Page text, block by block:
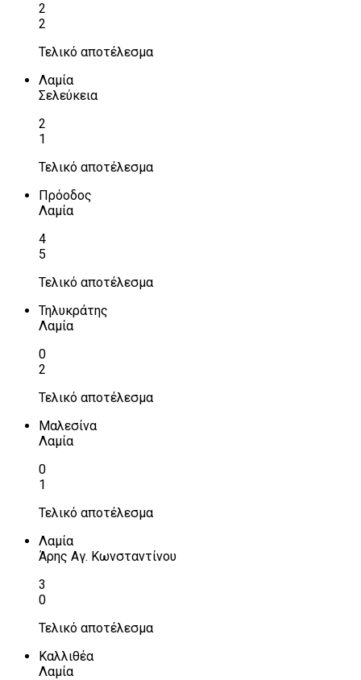
2
2
Τελικό αποτέλεσμα
Λαμία
Σελεύκεια
2
1
Τελικό αποτέλεσμα
Πρόοδος
Λαμία
4
5
Τελικό αποτέλεσμα
Τηλυκράτης
Λαμία
0
2
Τελικό αποτέλεσμα
Μαλεσίνα
Λαμία
0
1
Τελικό αποτέλεσμα
Λαμία
Άρης Αγ. Κωνσταντίνου
3
0
Τελικό αποτέλεσμα
Καλλιθέα
Λαμία